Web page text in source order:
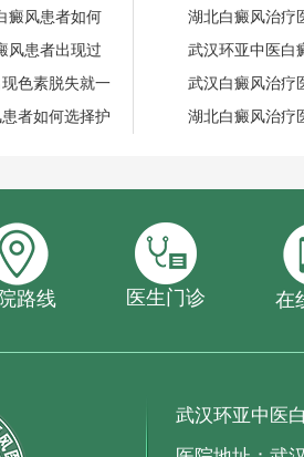
癜风患者如何
风患者出现过
色素脱失就一
者如何选择护
湖北白癜风治疗
武汉环亚中医白
武汉白癜风治疗
湖北白癜风治疗
路线 医生门诊 在
武汉环亚中医